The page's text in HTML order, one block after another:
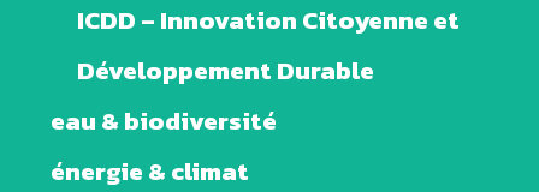
ICDD – Innovation Citoyenne et
Développement Durable
eau & biodiversité
énergie & climat